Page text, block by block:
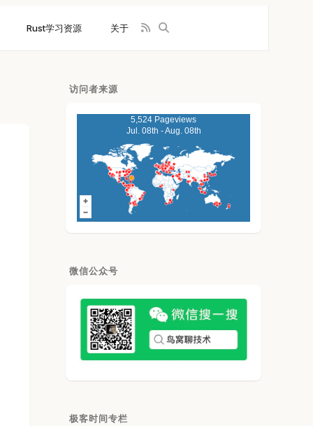
Rust学习资源 关于
访问者来源
5,524 Pageviews
Jul. 08th - Aug. 08th
微信公众号
极客时间专栏